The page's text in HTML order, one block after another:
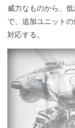
威力なものから、
で、追加ユニット
対応する。